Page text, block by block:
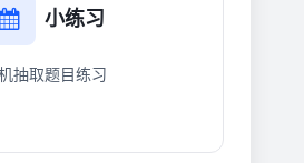
小练习
抽取题目练习